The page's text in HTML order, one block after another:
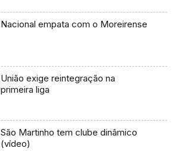
Nacional empata com o Moreirense
União exige reintegração na
primeira liga
São Martinho tem clube dinâmico
(vídeo)